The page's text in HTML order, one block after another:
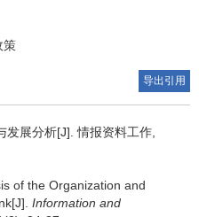
策
导出引用
发展分析[J]. 情报资料工作,
of the Organization and
Information and